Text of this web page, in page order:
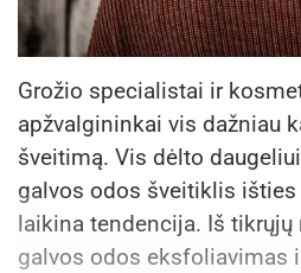
Grožio specialistai ir
apžvalgininkai vis dažniau
šveitimą. Vis dėlto
galvos odos šveitiklis
laikina tendencija. Iš tikrųjų
galvos odos eksfoliavimas